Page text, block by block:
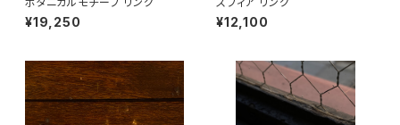
¥19,250 ¥12,100